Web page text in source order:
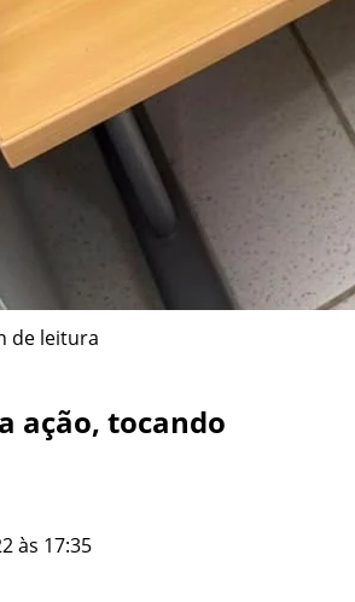
de leitura
ação, tocando
às 17:35